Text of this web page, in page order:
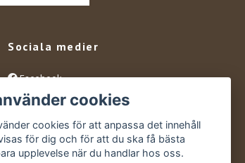
Sociala medier
Facebook
Instagram
YouTube
cookies
cookies för att anpassa det innehåll
för dig och för att du ska få bästa
upplevelse när du handlar hos oss.